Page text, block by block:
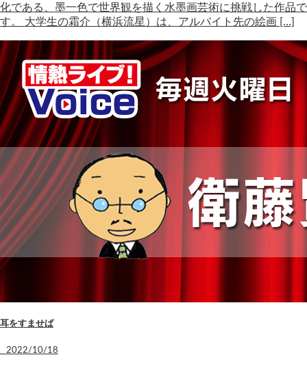
化である、墨一色で世界観を描く水墨画芸術に挑戦した作品で
す。 大学生の霜介（横浜流星）は、アルバイト先の絵画 […]
耳をすませば
2022/10/18